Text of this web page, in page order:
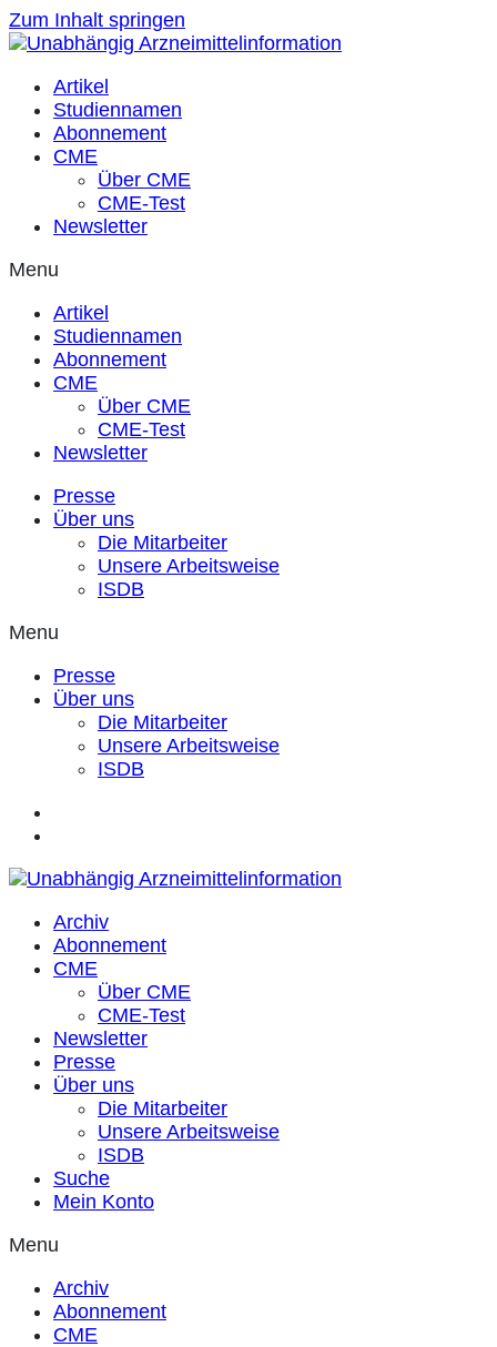
Zum Inhalt springen
Artikel
Studiennamen
Abonnement
CME
Über CME
CME-Test
Newsletter
Menu
Artikel
Studiennamen
Abonnement
CME
Über CME
CME-Test
Newsletter
Presse
Über uns
Die Mitarbeiter
Unsere Arbeitsweise
ISDB
Menu
Presse
Über uns
Die Mitarbeiter
Unsere Arbeitsweise
ISDB
Archiv
Abonnement
CME
Über CME
CME-Test
Newsletter
Presse
Über uns
Die Mitarbeiter
Unsere Arbeitsweise
ISDB
Suche
Mein Konto
Menu
Archiv
Abonnement
CME